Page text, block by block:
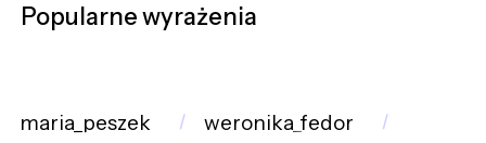
Popularne wyrażenia
maria_peszek
weronika_fedor